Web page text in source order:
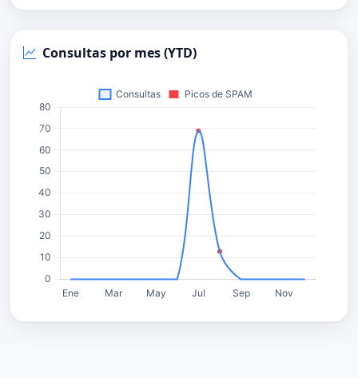
Consultas por mes (YTD)